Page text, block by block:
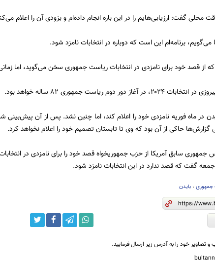
محلی گفت: ارزیابی‌هایم را در این باره انجام داده‌ام و بزودی آن را اعلام
برنامه‌ام این است که دوباره در انتخابات نامزد شود.
از قصد خود برای نامزدی در انتخابات ریاست جمهوری سخن می‌گوید، اما
دور دوم ریاست جمهوری ۸۲ ساله خواهد بود.
در ماه فوریه نامزدی خود را اعلام کند، اما چنین نشد. پس از آن پیش‌بینی
گزارش‌ها حاکی از آن بود که وی تا تابستان تصمیم خود را اعلام نخواهد کرد.
گفت که قصد ندارد در این انتخابات نامزد شود.
جمهوری، بایدن
و تصاویر خود را به آدرس زیر ارسال فرمایید.